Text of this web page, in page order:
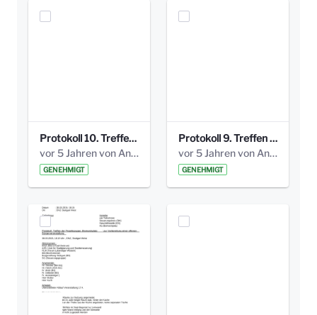
Protokoll 10. Treffen 20150720 AG Bismarckplatz.pdf
vor 5 Jahren von Anni Schlumberger
GENEHMIGT
Protokoll 9. Treffen 20150528 AG Bismarckplatz.pdf
vor 5 Jahren von Anni Schlumberger
GENEHMIGT